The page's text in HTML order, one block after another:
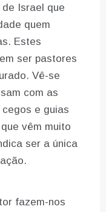
Israel que
quem
Estes
ser pastores
Vê-se
com as
e guias
vêm muito
ser a única
fazem-nos